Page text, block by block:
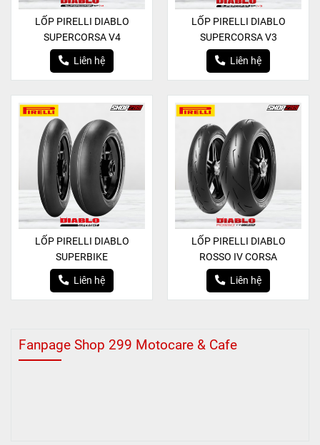
LỐP PIRELLI DIABLO
SUPERCORSA V4
Liên hệ
LỐP PIRELLI DIABLO
SUPERCORSA V3
Liên hệ
LỐP PIRELLI DIABLO
SUPERBIKE
Liên hệ
LỐP PIRELLI DIABLO
ROSSO IV CORSA
Liên hệ
Fanpage Shop 299 Motocare & Cafe